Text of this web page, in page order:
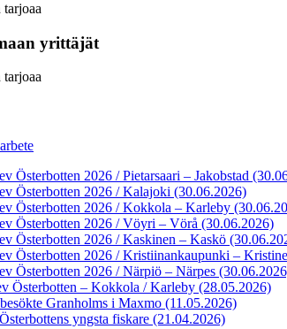
yrittäjät
Österbotten 2026 / Pietarsaari – Jakobstad
Österbotten 2026 / Kalajoki (30.06.2026)
Österbotten 2026 / Kokkola – Karleby
Österbotten 2026 / Vöyri – Vörå (30.06.2026)
Österbotten 2026 / Kaskinen – Kaskö
Österbotten 2026 / Kristiinankaupunki –
Österbotten 2026 / Närpiö – Närpes
Österbotten – Kokkola / Karleby (28.05.2026)
Granholms i Maxmo (11.05.2026)
yngsta fiskare (21.04.2026)